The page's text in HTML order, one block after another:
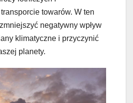
towarów. W ten
negatywny wpływ
klimatyczne i przyczynić
planety.